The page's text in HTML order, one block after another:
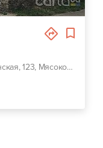
г. Черкассы, ул. Смелянская, 123, Мясокомбинат,жк Андора